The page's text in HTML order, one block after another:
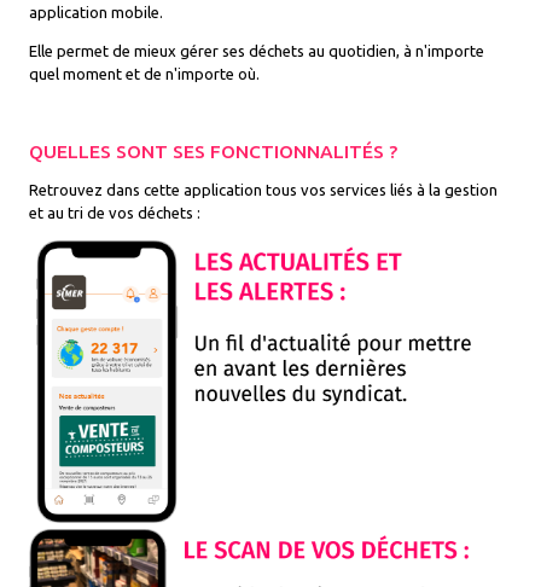
application mobile.
Elle permet de mieux gérer ses déchets au quotidien, à n'importe
quel moment et de n'importe où.
QUELLES SONT SES FONCTIONNALITÉS ?
Retrouvez dans cette application tous vos services liés à la gestion
et au tri de vos déchets :